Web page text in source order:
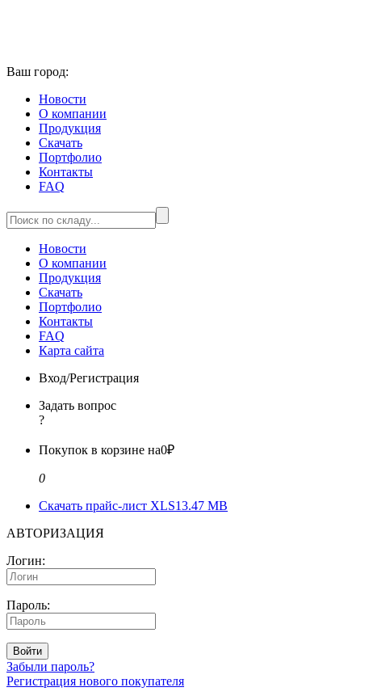
Ваш город:
Новости
О компании
Продукция
Скачать
Портфолио
Контакты
FAQ
Новости
О компании
Продукция
Скачать
Портфолио
Контакты
FAQ
Карта сайта
Вход/Регистрация
Задать вопрос
?
Покупок в корзине на0₽
0
Скачать прайс-лист XLS13.47 MB
АВТОРИЗАЦИЯ
Логин:
Пароль:
Войти
Забыли пароль?
Регистрация нового покупателя